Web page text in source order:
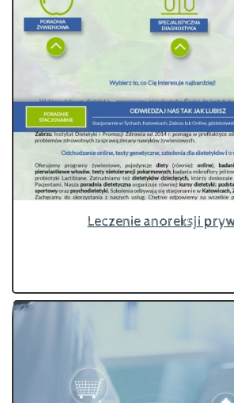
Leczenie anoreksji